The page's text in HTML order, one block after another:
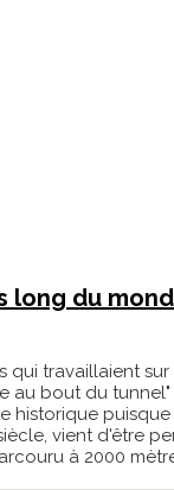
long du
qui travaillaient
au bout du
historique
vient d'être
à 2000